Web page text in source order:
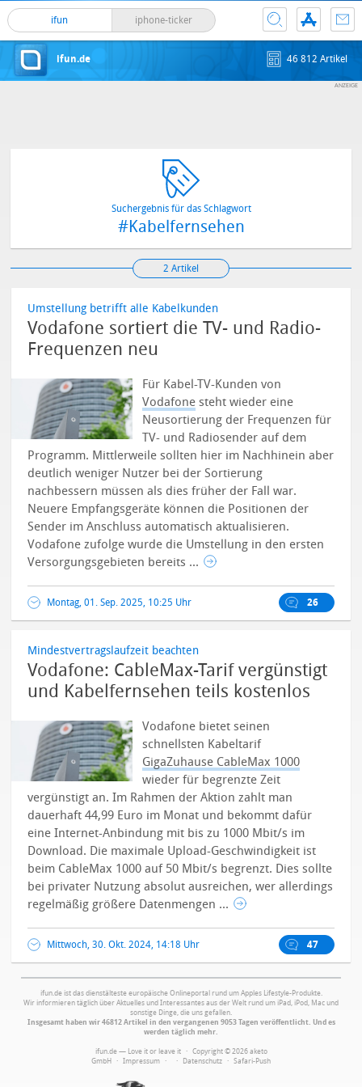
ifun iphone-ticker
ifun.de 46 812 Artikel
Suchergebnis für das Schlagwort
#Kabelfernsehen
2 Artikel
Umstellung betrifft alle Kabelkunden
Vodafone sortiert die TV- und Radio-
Frequenzen neu
Für Kabel-TV-Kunden von
Vodafone steht wieder eine
Neusortierung der Frequenzen für
TV- und Radiosender auf dem
Programm. Mittlerweile sollten hier im Nachhinein aber
deutlich weniger Nutzer bei der Sortierung
nachbessern müssen als dies früher der Fall war.
Neuere Empfangsgeräte können die Positionen der
Sender im Anschluss automatisch aktualisieren.
Vodafone zufolge wurde die Umstellung in den ersten
Versorgungsgebieten bereits ...
Montag, 01. Sep. 2025, 10:25 Uhr 26
Mindestvertragslaufzeit beachten
Vodafone: CableMax-Tarif vergünstigt
und Kabelfernsehen teils kostenlos
Vodafone bietet seinen
schnellsten Kabeltarif
GigaZuhause CableMax 1000
wieder für begrenzte Zeit
vergünstigt an. Im Rahmen der Aktion zahlt man
dauerhaft 44,99 Euro im Monat und bekommt dafür
eine Internet-Anbindung mit bis zu 1000 Mbit/s im
Download. Die maximale Upload-Geschwindigkeit ist
beim CableMax 1000 auf 50 Mbit/s begrenzt. Dies sollte
bei privater Nutzung absolut ausreichen, wer allerdings
regelmäßig größere Datenmengen ...
Mittwoch, 30. Okt. 2024, 14:18 Uhr 47
ifun.de ist das dienstälteste europäische Onlineportal rund um Apples Lifestyle-Produkte.
Wir informieren täglich über Aktuelles und Interessantes aus der Welt rund um iPad, iPod, Mac und
sonstige Dinge, die uns gefallen.
Insgesamt haben wir 46812 Artikel in den vergangenen 9053 Tagen veröffentlicht. Und es
werden täglich mehr.
ifun.de — Love it or leave it · Copyright © 2026 aketo
GmbH · Impressum · · Datenschutz · Safari-Push